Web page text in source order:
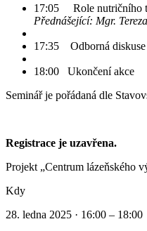
17:05 Role nutričního
Přednášející: Mgr.
17:35 Odborná diskuse
18:00 Ukončení akce
Seminář je pořádaná dle
Registrace je uzavřena.
Projekt „Centrum lázeňského
Kdy
28. ledna 2025 · 16:00 – 18:00